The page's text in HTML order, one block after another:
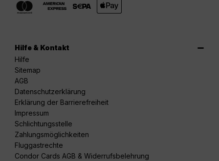
Hilfe & Kontakt
Hilfe
Sitemap
AGB
Datenschutzerklärung
Erklärung der Barrierefreiheit
Impressum
Schlichtungsstelle
Zahlungsmöglichkeiten
Fluggastrechte
Condor Cards AGB & Widerrufsbelehrung